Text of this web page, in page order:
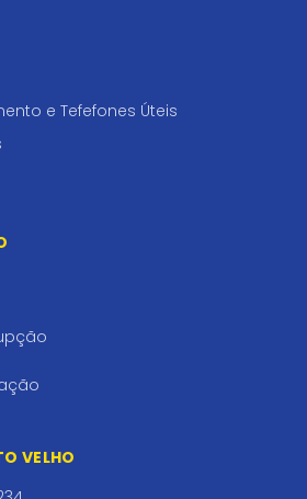
e Tefefones Úteis
VELHO